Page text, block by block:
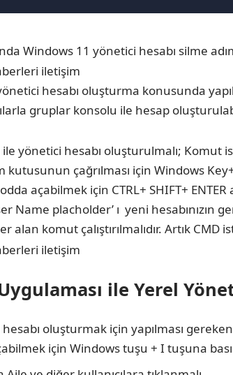
Windows 11 yönetici hesabı silme
hesabı oluşturma konusunda
gruplar konsolu ile hesap
yönetici hesabı oluşturulmalı; Komut
kutusunun çağrılması için Windows
açabilmek için CTRL+ SHIFT+ ENTER
Name placholder’ ı yeni
alan komut çalıştırılmalıdır. Artık
ile Yerel
oluşturmak için yapılması
için Windows tuşu + I tuşuna